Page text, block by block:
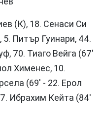
(К), 18. Сeнаси Си
Питър Гуинари, 44.
70. Тиаго Вейга (67'
Хименес, 10.
(69' - 22. Ерол
Ибрахим Кейта (84'